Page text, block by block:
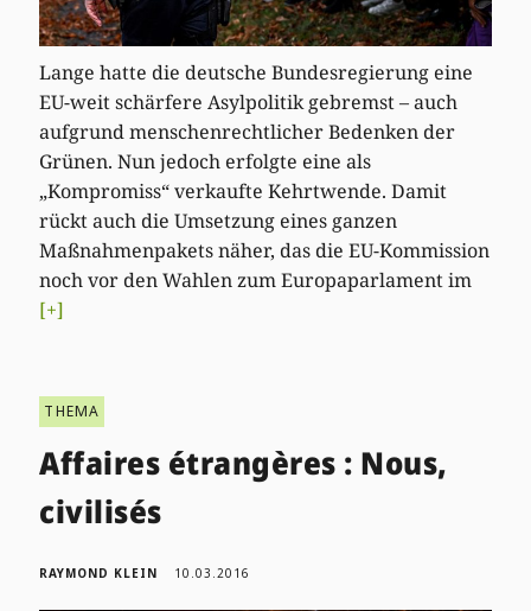
Lange hatte die deutsche Bundesregierung eine
EU-weit schärfere Asylpolitik gebremst – auch
aufgrund menschenrechtlicher Bedenken der
Grünen. Nun jedoch erfolgte eine als
„Kompromiss“ verkaufte Kehrtwende. Damit
rückt auch die Umsetzung eines ganzen
Maßnahmenpakets näher, das die EU-Kommission
noch vor den Wahlen zum Europaparlament im
[+]
THEMA
Affaires étrangères : Nous,
civilisés
RAYMOND KLEIN 10.03.2016